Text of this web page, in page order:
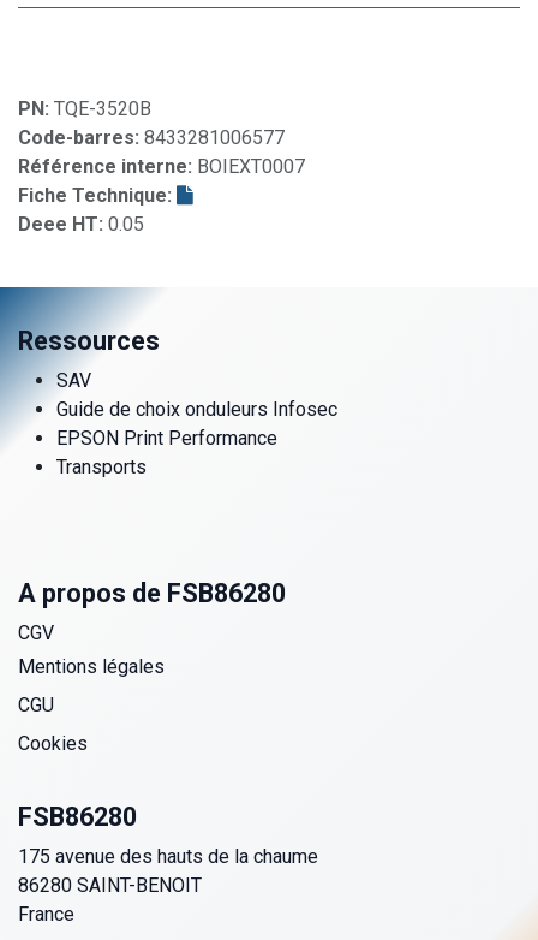
PN: TQE-3520B
Code-barres: 8433281006577
Référence interne: BOIEXT0007
Fiche Technique:
Deee HT: 0.05
Ressources
SAV
Guide de choix onduleurs Infosec
EPSON Print Performance
Transports
A propos de FSB86280
CGV
Mentions légales
CGU
Cookies
FSB86280
175 avenue des hauts de la chaume
86280 SAINT-BENOIT
France